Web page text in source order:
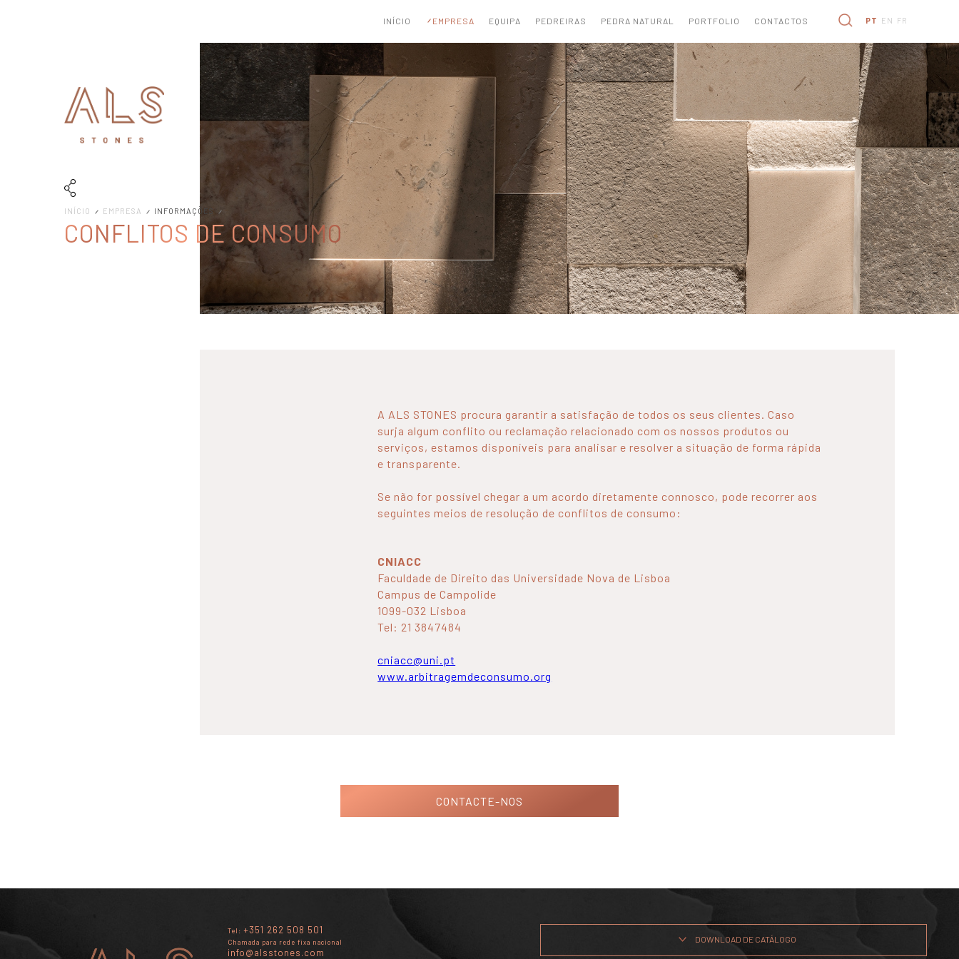
INÍCIO EMPRESA EQUIPA PEDREIRAS PEDRA NATURAL PORTFOLIO CONTACTOS PT EN FR
INÍCIO EMPRESA INFORMAÇÕES
CONFLITOS DE CONSUMO
A ALS STONES procura garantir a satisfação de todos os seus clientes. Caso
surja algum conflito ou reclamação relacionado com os nossos produtos ou
serviços, estamos disponíveis para analisar e resolver a situação de forma rápida
e transparente.
Se não for possível chegar a um acordo diretamente connosco, pode recorrer aos
seguintes meios de resolução de conflitos de consumo:
CNIACC
Faculdade de Direito das Universidade Nova de Lisboa
Campus de Campolide
1099-032 Lisboa
Tel: 21 3847484
cniacc@uni.pt
www.arbitragemdeconsumo.org
CONTACTE-NOS
DOWNLOAD DE CATÁLOGO
Tel: +351 262 508 501
Chamada para rede fixa nacional
info@alsstones.com